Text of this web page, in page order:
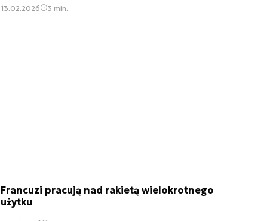
13.02.2026 3 min.
Francuzi pracują nad rakietą wielokrotnego
użytku